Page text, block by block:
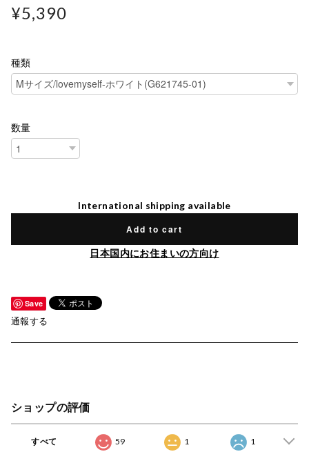
¥5,390
種類
数量
International shipping available
Add to cart
日本国内にお住まいの方向け
Save
通報する
ショップの評価
すべて 59 1 1